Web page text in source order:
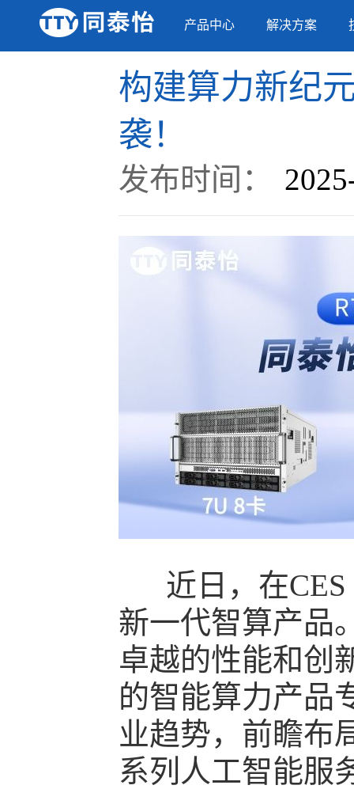
产品中心 解决方案
构建算力新纪
袭！
发布时间：
近日，在CES
新一代智算产品
卓越的性能和创
的智能算力产品
业趋势，前瞻布
系列人工智能服